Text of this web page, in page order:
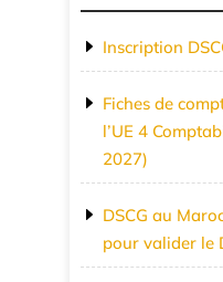
Inscription
Fiches de
l’UE 4
2027)
DSCG au
pour valider le